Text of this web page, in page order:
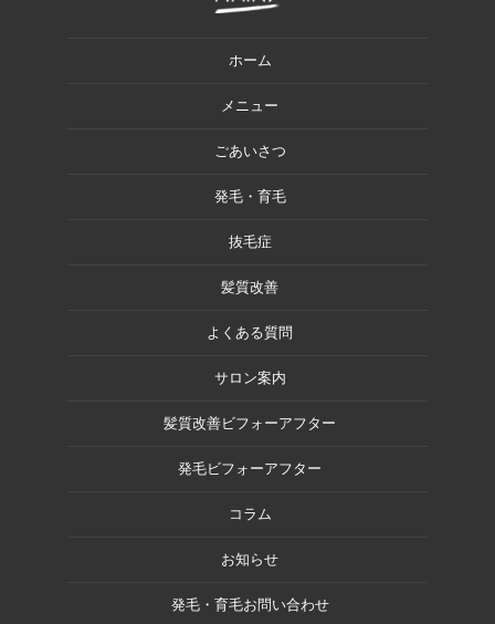
ホーム
メニュー
ごあいさつ
発毛・育毛
抜毛症
髪質改善
よくある質問
サロン案内
髪質改善ビフォーアフター
発毛ビフォーアフター
コラム
お知らせ
発毛・育毛お問い合わせ